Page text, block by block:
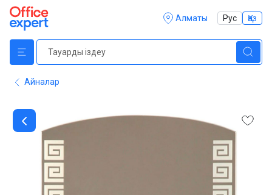
Алматы Рус Қаз
Айналар